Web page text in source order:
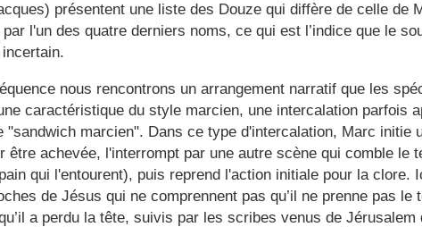
présentent une liste des Douze qui diffère de celle de
l'un des quatre derniers noms, ce qui est l’indice que le
nous rencontrons un arrangement narratif que les
caractéristique du style marcien, une intercalation parfois
"sandwich marcien". Dans ce type d'intercalation, Marc initie
être achevée, l'interrompt par une autre scène qui comble le
qui l'entourent), puis reprend l'action initiale pour la clore.
de Jésus qui ne comprennent pas qu’il ne prenne pas le
a perdu la tête, suivis par les scribes venus de Jérusalem